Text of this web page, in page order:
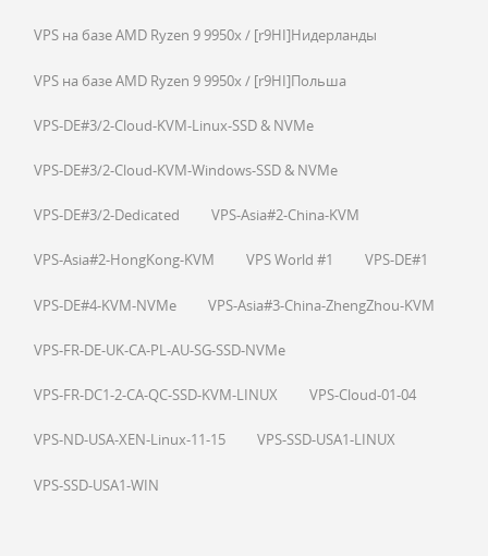
VPS на базе AMD Ryzen 9 9950x / [r9HI]Нидерланды
VPS на базе AMD Ryzen 9 9950x / [r9HI]Польша
VPS-DE#3/2-Cloud-KVM-Linux-SSD & NVMe
VPS-DE#3/2-Cloud-KVM-Windows-SSD & NVMe
VPS-DE#3/2-Dedicated VPS-Asia#2-China-KVM
VPS-Asia#2-HongKong-KVM VPS World #1 VPS-DE#1
VPS-DE#4-KVM-NVMe VPS-Asia#3-China-ZhengZhou-KVM
VPS-FR-DE-UK-CA-PL-AU-SG-SSD-NVMe
VPS-FR-DC1-2-CA-QC-SSD-KVM-LINUX VPS-Cloud-01-04
VPS-ND-USA-XEN-Linux-11-15 VPS-SSD-USA1-LINUX
VPS-SSD-USA1-WIN